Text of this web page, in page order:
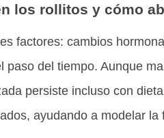
los rollitos y cómo
factores: cambios
del tiempo. Aunque
persiste incluso con
ayudando a modelar